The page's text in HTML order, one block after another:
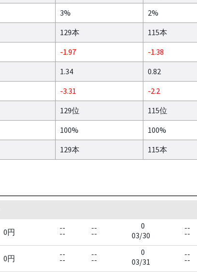
3% 2%
129本 115本
-1.97 -1.38
1.34 0.82
-3.31 -2.2
129位 115位
100% 100%
129本 115本
0円 --
--
--
--
0
03/30
--
--
0円 --
--
--
--
0
03/31
--
--